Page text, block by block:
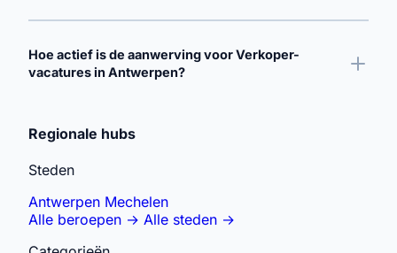
Hoe actief is de aanwerving voor Verkoper-
vacatures in Antwerpen?
Gerelateerde zoekopdrachten verkennen
Regionale hubs
Steden
Antwerpen Mechelen
Alle beroepen → Alle steden →